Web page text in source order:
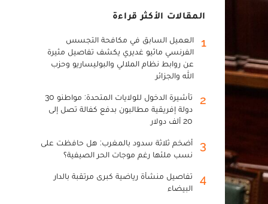
المقالات الأكثر قراءة
1
العميل السابق في مكافحة التجسس
الفرنسي ماثيو غديري يكشف تفاصيل مثيرة
عن روابط نظام الملالي والبوليساريو وحزب
الله والجزائر
2
تأشيرة الدخول للولايات المتحدة: مواطنو 30
دولة إفريقية مطالبون بدفع كفالة تصل إلى
20 ألف دولار
3
أضخم ثلاثة سدود بالمغرب: هل حافظت على
نسب ملئها رغم موجات الحر الصيفية؟
4
تفاصيل منشأة رياضية كبرى مرتقبة بالدار
البيضاء